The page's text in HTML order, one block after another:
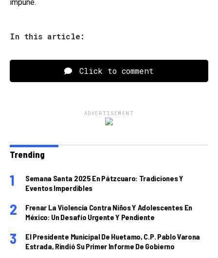
impune.
In this article:
Click to comment
ADVERTISEMENT
Trending
Semana Santa 2025 En Pátzcuaro: Tradiciones Y
Eventos Imperdibles
Frenar La Violencia Contra Niños Y Adolescentes En
México: Un Desafío Urgente Y Pendiente
El Presidente Municipal De Huetamo, C.P. Pablo Varona
Estrada, Rindió Su Primer Informe De Gobierno